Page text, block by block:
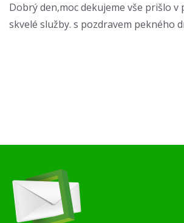
Dobrý den,moc dekujeme vše prišlo v
skvelé služby. s pozdravem pekného